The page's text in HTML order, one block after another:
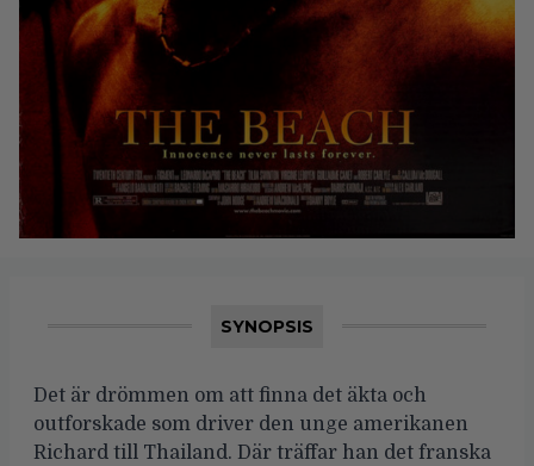
SYNOPSIS
Det är drömmen om att finna det äkta och
outforskade som driver den unge amerikanen
Richard till Thailand. Där träffar han det franska